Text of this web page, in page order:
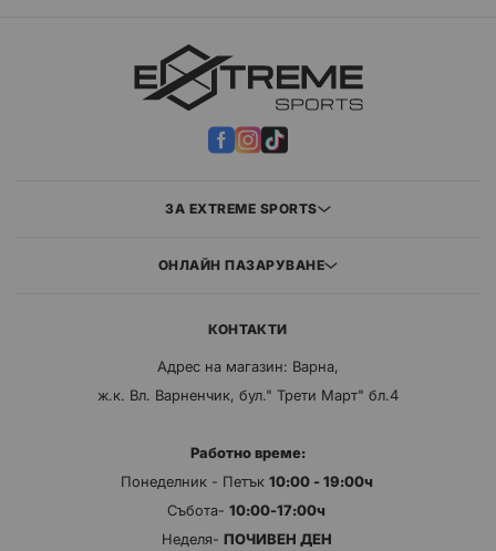
ЗА EXTREME SPORTS
ОНЛАЙН ПАЗАРУВАНЕ
КОНТАКТИ
Адрес на магазин: Варна,
ж.к. Вл. Варненчик, бул." Трети Март" бл.4
Работно време:
Понеделник - Петък 10:00 - 19:00ч
Събота- 10:00-17:00ч
Неделя- ПОЧИВЕН ДЕН